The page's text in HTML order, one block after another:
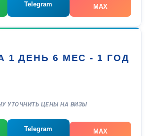
Telegram MAX
1 ДЕНЬ 6 МЕС - 1 ГОД
УТОЧНИТЬ ЦЕНЫ НА ВИЗЫ
Telegram MAX